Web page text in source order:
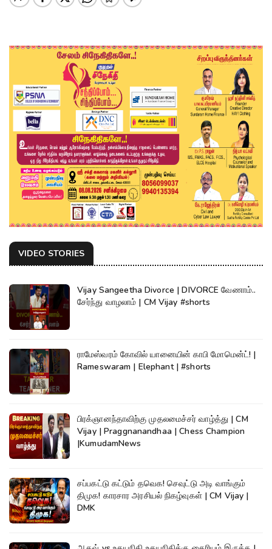
VIDEO STORIES
Vijay Sangeetha Divorce | DIVORCE வேணாம்..
சேர்ந்து வாழலாம் | CM Vijay #shorts
ராமேஸ்வரம் கோவில் யானையின் காபி மோமென்ட்! |
Rameswaram | Elephant | #shorts
பிரக்ஞானந்தாவிற்கு முதலமைச்சர் வாழ்த்து | CM
Vijay | Praggnanandhaa | Chess Champion
|KumudamNews
சப்பகட்டு கட்டும் தவெக! செவுட்டு அடி வாங்கும்
திமுக! காரசார அரசியல் நிகழ்வுகள் | CM Vijay |
DMK